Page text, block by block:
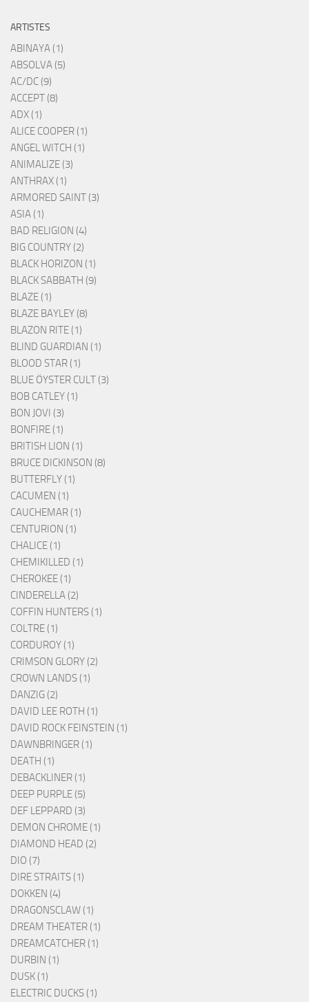
ARTISTES
ABINAYA (1)
ABSOLVA (5)
AC/DC (9)
ACCEPT (8)
ADX (1)
ALICE COOPER (1)
ANGEL WITCH (1)
ANIMALIZE (3)
ANTHRAX (1)
ARMORED SAINT (3)
ASIA (1)
BAD RELIGION (4)
BIG COUNTRY (2)
BLACK HORIZON (1)
BLACK SABBATH (9)
BLAZE (1)
BLAZE BAYLEY (8)
BLAZON RITE (1)
BLIND GUARDIAN (1)
BLOOD STAR (1)
BLUE ÖYSTER CULT (3)
BOB CATLEY (1)
BON JOVI (3)
BONFIRE (1)
BRITISH LION (1)
BRUCE DICKINSON (8)
BUTTERFLY (1)
CACUMEN (1)
CAUCHEMAR (1)
CENTURION (1)
CHALICE (1)
CHEMIKILLED (1)
CHEROKEE (1)
CINDERELLA (2)
COFFIN HUNTERS (1)
COLTRE (1)
CORDUROY (1)
CRIMSON GLORY (2)
CROWN LANDS (1)
DANZIG (2)
DAVID LEE ROTH (1)
DAVID ROCK FEINSTEIN (1)
DAWNBRINGER (1)
DEATH (1)
DEBACKLINER (1)
DEEP PURPLE (5)
DEF LEPPARD (3)
DEMON CHROME (1)
DIAMOND HEAD (2)
DIO (7)
DIRE STRAITS (1)
DOKKEN (4)
DRAGONSCLAW (1)
DREAM THEATER (1)
DREAMCATCHER (1)
DURBIN (1)
DUSK (1)
ELECTRIC DUCKS (1)